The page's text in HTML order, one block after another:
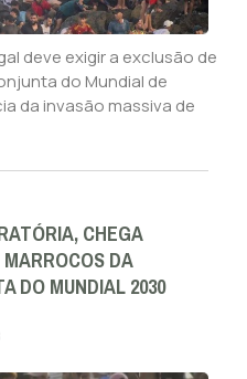
deve exigir a exclusão de
do Mundial de
da invasão massiva de
CHEGA
DA
DO MUNDIAL 2030